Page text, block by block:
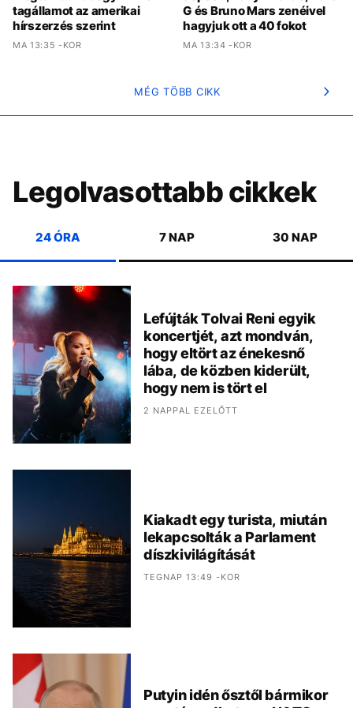
tagállamot az amerikai
hírszerzés szerint
MA 13:35 -KOR
G és Bruno Mars zenéivel
hagyjuk ott a 40 fokot
MA 13:34 -KOR
MÉG TÖBB CIKK
Legolvasottabb cikkek
24 ÓRA 7 NAP 30 NAP
Lefújták Tolvai Reni egyik
koncertjét, azt mondván,
hogy eltört az énekesnő
lába, de közben kiderült,
hogy nem is tört el
2 NAPPAL EZELŐTT
Kiakadt egy turista, miután
lekapcsolták a Parlament
díszkivilágítását
TEGNAP 13:49 -KOR
Putyin idén ősztől bármikor